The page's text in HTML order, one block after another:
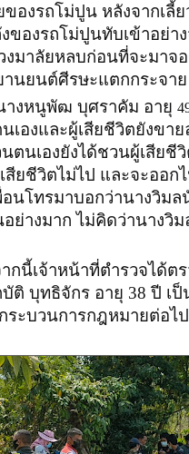
องรถโม่ปูน หลังจากเลี้
ของรถโม่ปูนทับเข้าอย่า
งมาลัยหลบก่อนที่จะมาจ
นยนต์ศีรษะแตกกระจาย
พัฒ บุศราคัม อายุ
เองและผู้เสียชีวิตยังขา
ตนเองยังได้ชวนผู้เสีย
ยชีวิตไม่ไป และจะออก
นโทรมาบอกว่านางวิม
อย่างมาก ไม่คิดว่านางวิ
หน้าที่ตำรวจได้ตรวจ
ติ บุทธิจักร อายุ 38 ปี เ
ระบวนการกฎหมายต่อไป